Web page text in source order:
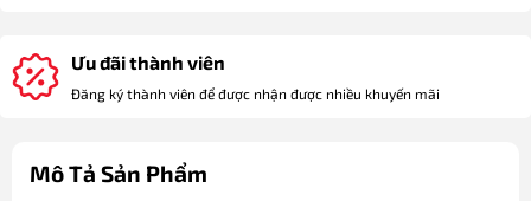
Ưu đãi thành viên
Đăng ký thành viên để được nhận được nhiều khuyến mãi
Mô Tả Sản Phẩm